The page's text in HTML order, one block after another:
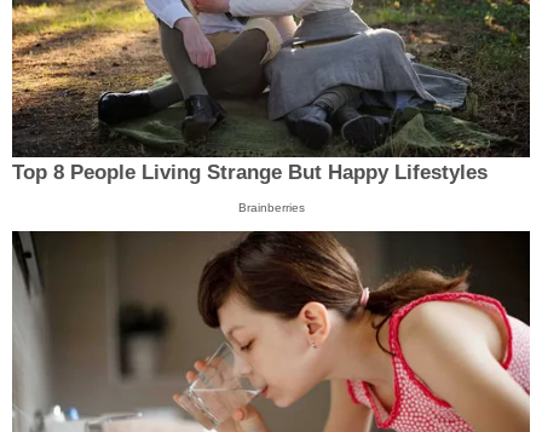
Top 8 People Living Strange But Happy Lifestyles
Brainberries